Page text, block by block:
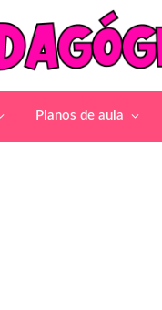
Planos de aula